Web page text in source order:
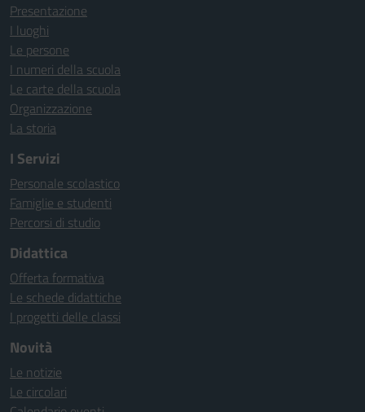
Presentazione
I luoghi
Le persone
I numeri della scuola
Le carte della scuola
Organizzazione
La storia
I Servizi
Personale scolastico
Famiglie e studenti
Percorsi di studio
Didattica
Offerta formativa
Le schede didattiche
I progetti delle classi
Novità
Le notizie
Le circolari